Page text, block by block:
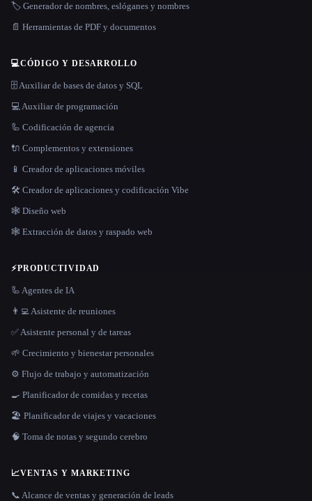
🏷️ Generador de nombres, eslóganes y nombres
📄 Herramientas de PDF y documentos
💻CÓDIGO Y DESARROLLO
🗄️ Auxiliar de bases de datos y SQL
💻 Auxiliar de programación
🦾 Codificación de agencia
🔌 Complementos y extensiones
📱 Creador de aplicaciones móviles
🛠️ Creador de aplicaciones y codificación Vibe
🕸 Diseño web
🕸️ Extracción de datos y raspado web
⚡PRODUCTIVIDAD
🦾 Agentes de IA
👨‍💻 Asistente de reuniones
✅ Asistente personal y de tareas
🌱 Crecimiento y bienestar personales
⚙️ Flujo de trabajo y automatización
🍳 Planificador de comidas y recetas
🏖 Planificador de viajes y vacaciones
🧠 Toma de notas y segundo cerebro
📈VENTAS Y MARKETING
📞 Alcance de ventas y generación de leads